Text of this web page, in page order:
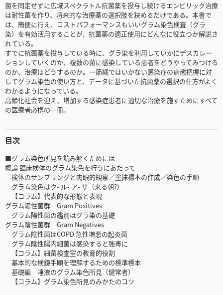
菌を同定せずに広域スペクラトル抗菌薬を投与し続けるエンピリック治療
は耐性菌を作り、将来的な治療薬の選択肢を狭めるだけである。本書で
は、簡便に行え、コストパフォーマンスもいいグラム染色検査（グラ
染）を有効活用することが，抗菌薬の適正使用にどんなに役立つか解説さ
れている。
すでに抗菌薬を投与している時に、グラ染を利用していかにデスカレー
ションしていくのか、複数の菌に感染している患者をどうやってみつける
のか、治療はどうするのか。一筋縄ではいかない感染症の病態把握に対
してグラム染色の使い方と、データに基づいた抗菌薬の選択の仕方がよく
わかるようになっている。
高齢化社会を迎え、増加する感染症患者に適切な治療を施すためにすべて
の医療者必携の一冊。
目次
■グラム染色所見を読み解くためには
概論 臨床検体のグラム染色を行うにあたって
検体のサンプリングと肉眼的観察／塗抹標本の作成／染色の手順
グラム染色はク- ル- ア- サ（来る朝?）
【コラム】代表的な形態と表現
グラム陽性菌群 Gram Positives
グラム陽性菌の鑑別はグラ染の基礎
グラム陰性菌群 Gram Negatives
グラム陰性菌はCOPD 急性増悪の起炎菌
グラム陰性腸内細菌は感染すると強毒に
【コラム】細菌検査室の教育的役割
基本的な検鏡手順を理解するための標準標本
基礎編 唾液のグラム染色所見（健常者）
【コラム】グラム染色所見のみかたのコツ